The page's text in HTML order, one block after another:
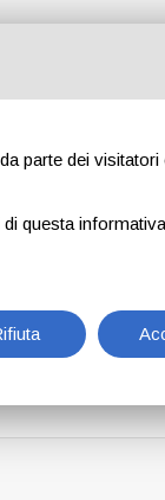
parte dei
questa